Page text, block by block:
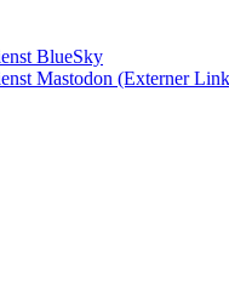
BlueSky
Mastodon (Externer